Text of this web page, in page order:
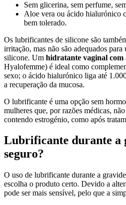
Sem glicerina, sem perfume,
Aloe vera ou ácido hialurónico
bem tolerado.
Os lubrificantes de silicone são
irritação, mas não são adequados
silicone. Um hidratante vaginal
Hyalofemme) é ideal como
sexo; o ácido hialurónico liga até
a recuperação da mucosa.
O lubrificante é uma opção sem
mulheres que, por razões médicas,
contendo estrogénio, como após
Lubrificante durante a
seguro?
O uso de lubrificante durante a
escolha o produto certo. Devido a
pode ser mais sensível, pelo que a